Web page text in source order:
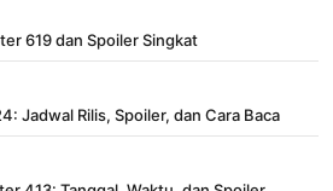
619 dan Spoiler Singkat
Jadwal Rilis, Spoiler, dan Cara Baca